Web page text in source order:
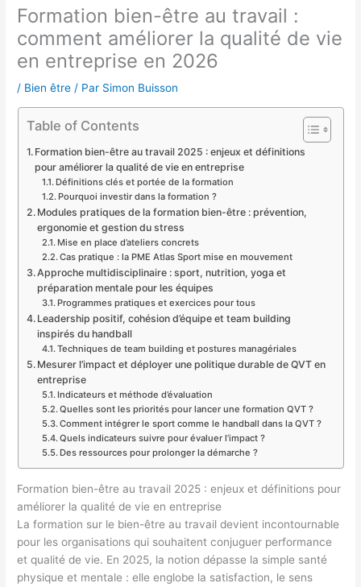
Formation bien-être au travail :
comment améliorer la qualité de vie
en entreprise en 2026
/ Bien être / Par Simon Buisson
Table of Contents
Formation bien-être au travail 2025 : enjeux et définitions
pour améliorer la qualité de vie en entreprise
Définitions clés et portée de la formation
Pourquoi investir dans la formation ?
Modules pratiques de la formation bien-être : prévention,
ergonomie et gestion du stress
Mise en place d’ateliers concrets
Cas pratique : la PME Atlas Sport mise en mouvement
Approche multidisciplinaire : sport, nutrition, yoga et
préparation mentale pour les équipes
Programmes pratiques et exercices pour tous
Leadership positif, cohésion d’équipe et team building
inspirés du handball
Techniques de team building et postures managériales
Mesurer l’impact et déployer une politique durable de QVT en
entreprise
Indicateurs et méthode d’évaluation
Quelles sont les priorités pour lancer une formation QVT ?
Comment intégrer le sport comme le handball dans la QVT ?
Quels indicateurs suivre pour évaluer l’impact ?
Des ressources pour prolonger la démarche ?
Formation bien-être au travail 2025 : enjeux et définitions pour
améliorer la qualité de vie en entreprise
La formation sur le bien-être au travail devient incontournable
pour les organisations qui souhaitent conjuguer performance
et qualité de vie. En 2025, la notion dépasse la simple santé
physique et mentale : elle englobe la satisfaction, le sens